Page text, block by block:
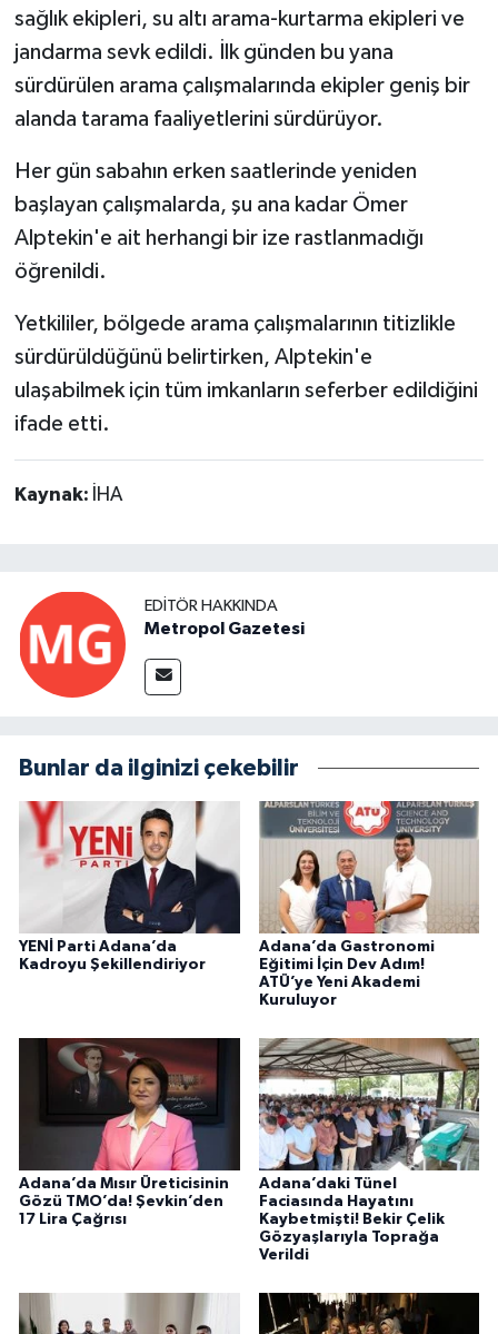
sağlık ekipleri, su altı arama-kurtarma ekipleri ve
jandarma sevk edildi. İlk günden bu yana
sürdürülen arama çalışmalarında ekipler geniş bir
alanda tarama faaliyetlerini sürdürüyor.
Her gün sabahın erken saatlerinde yeniden
başlayan çalışmalarda, şu ana kadar Ömer
Alptekin'e ait herhangi bir ize rastlanmadığı
öğrenildi.
Yetkililer, bölgede arama çalışmalarının titizlikle
sürdürüldüğünü belirtirken, Alptekin'e
ulaşabilmek için tüm imkanların seferber edildiğini
ifade etti.
Kaynak: İHA
EDITÖR HAKKINDA
Metropol Gazetesi
Bunlar da ilginizi çekebilir
YENİ Parti Adana’da
Kadroyu Şekillendiriyor
Adana’da Gastronomi
Eğitimi İçin Dev Adım!
ATÜ’ye Yeni Akademi
Kuruluyor
Adana’da Mısır Üreticisinin
Gözü TMO’da! Şevkin’den
17 Lira Çağrısı
Adana’daki Tünel
Faciasında Hayatını
Kaybetmişti! Bekir Çelik
Gözyaşlarıyla Toprağa
Verildi